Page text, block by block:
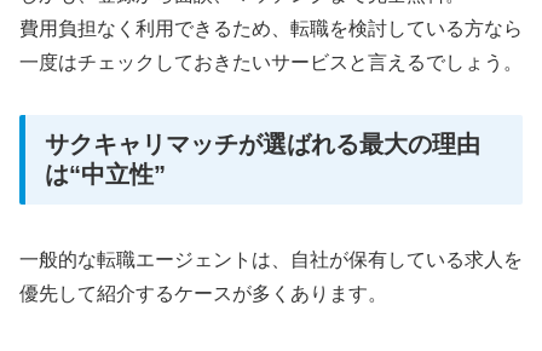
費用負担なく利用できるため、転職を検討している方なら
一度はチェックしておきたいサービスと言えるでしょう。
サクキャリマッチが選ばれる最大の理由
は“中立性”
一般的な転職エージェントは、自社が保有している求人を
優先して紹介するケースが多くあります。